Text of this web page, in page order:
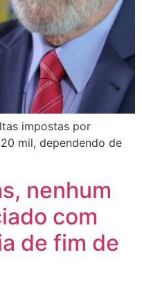
impostas por
mil, dependendo de
nenhum
com
de fim de